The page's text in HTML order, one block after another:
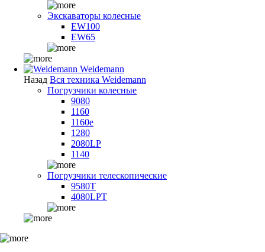
Экскаваторы колесные
EW100
EW65
Weidemann
Назад Вся техника Weidemann
Погрузчики колесные
9080
1160
1160e
1280
2080LP
1140
Погрузчики телескопические
9580T
4080LPT